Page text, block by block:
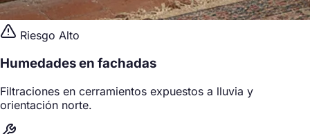
Riesgo Alto
Humedades en fachadas
Filtraciones en cerramientos expuestos a lluvia y
orientación norte.